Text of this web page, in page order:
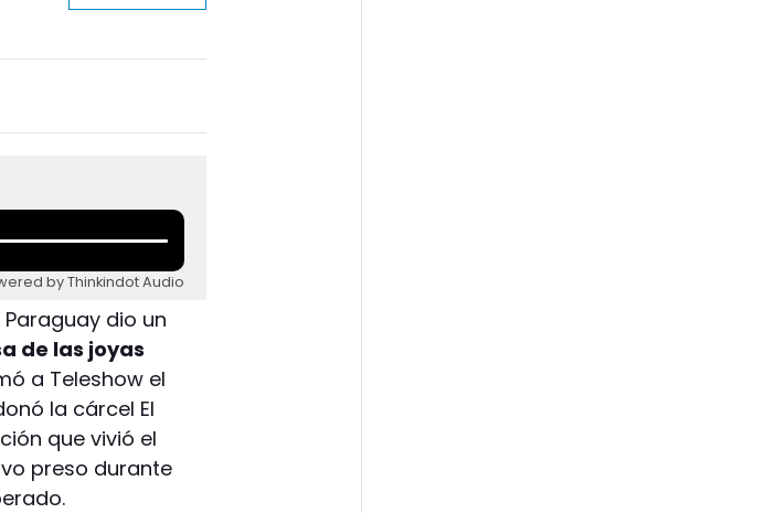
by Thinkindot Audio
dio un
de las joyas
a Teleshow el
la cárcel El
que vivió el
preso durante